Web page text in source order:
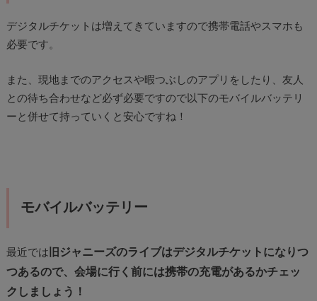
デジタルチケットは増えてきていますので携帯電話やスマホも
必要です。
また、現地までのアクセスや暇つぶしのアプリをしたり、友人
との待ち合わせなど必ず必要ですので以下のモバイルバッテリ
ーと併せて持っていくと安心ですね！
モバイルバッテリー
最近では 旧 ジャニーズのライブはデジタルチケットになりつ
つあるので、会場に行く前には携帯の充電があるかチェッ
クしましょう！